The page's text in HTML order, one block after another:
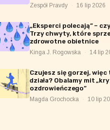
Zespół Pravdy · 16 lip 2026
„Eksperci polecają” – czyli kto?
Trzy chwyty, które
zdrowotne obietnice
Kinga J. Rogowska · 14 lip
Czujesz się gorzej, więc
działa? Obalamy mit
ozdrowieńczego”
Magda Grochocka · 10 lip